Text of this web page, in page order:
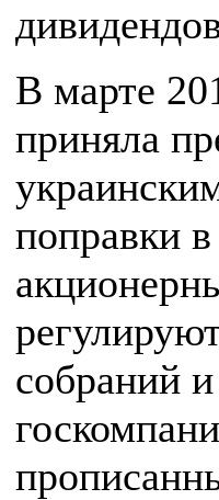
В марте
приняла
поправки
собраний